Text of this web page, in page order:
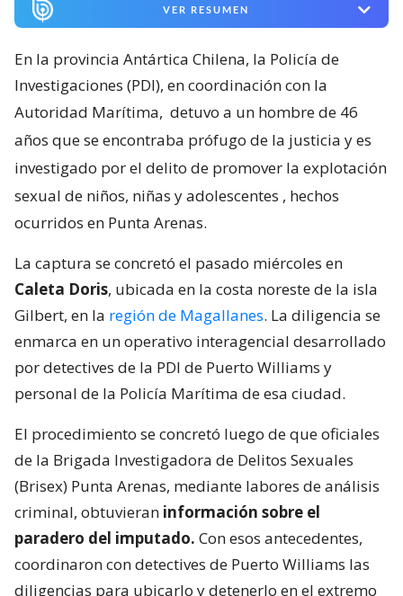
VER RESUMEN
En la provincia Antártica Chilena, la Policía de
Investigaciones (PDI), en coordinación con la
Autoridad Marítima, detuvo a un hombre de 46
años que se encontraba prófugo de la justicia y es
investigado por el delito de promover la explotación
sexual de niños, niñas y adolescentes , hechos
ocurridos en Punta Arenas.
La captura se concretó el pasado miércoles en
Caleta Doris, ubicada en la costa noreste de la isla
Gilbert, en la región de Magallanes. La diligencia se
enmarca en un operativo interagencial desarrollado
por detectives de la PDI de Puerto Williams y
personal de la Policía Marítima de esa ciudad.
El procedimiento se concretó luego de que oficiales
de la Brigada Investigadora de Delitos Sexuales
(Brisex) Punta Arenas, mediante labores de análisis
criminal, obtuvieran información sobre el
paradero del imputado. Con esos antecedentes,
coordinaron con detectives de Puerto Williams las
diligencias para ubicarlo y detenerlo en el extremo